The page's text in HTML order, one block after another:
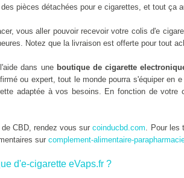
pièces détachées pour e cigarettes, et tout ça
vous aller pouvoir recevoir votre colis d'e
Notez que la livraison est offerte pour tout
dans une boutique de cigarette
ou expert, tout le monde pourra s'équiper en
adaptée à vos besoins. En fonction de
CBD, rendez vous surcoinducbd.com. Pour les
sur complement-alimentaire-
d'e-cigarette eVaps.fr ?